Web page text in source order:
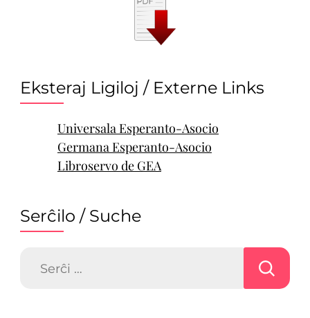
Eksteraj Ligiloj / Externe Links
Universala Esperanto-Asocio
Germana Esperanto-Asocio
Libroservo de GEA
Serĉilo / Suche